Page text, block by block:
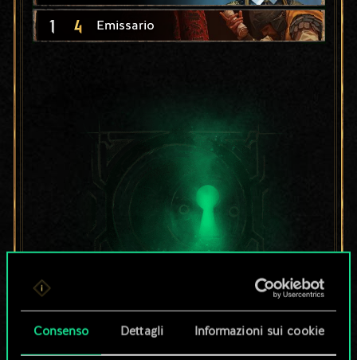
Consenso Dettagli Informazioni sui cookie
1 4 Emissario
Per ora, è solo un